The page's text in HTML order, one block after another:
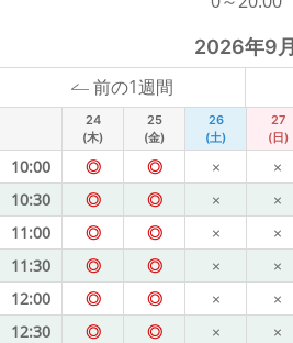
2026年9月
前の1週間
24
(木)
25
(金)
26
(土)
27
(日)
10:00 ◎ ◎ × ×
10:30
◎ ◎ × ×
11:00
◎ ◎ × ×
11:30
◎ ◎ × ×
12:00
◎ ◎ × ×
12:30
◎ ◎ × ×